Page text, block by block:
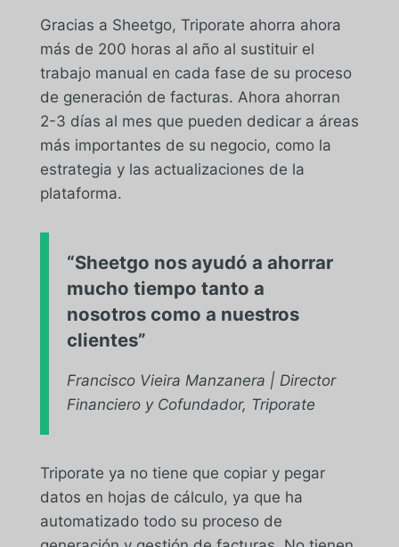
Gracias a Sheetgo, Triporate ahorra ahora
más de 200 horas al año al sustituir el
trabajo manual en cada fase de su proceso
de generación de facturas. Ahora ahorran
2-3 días al mes que pueden dedicar a áreas
más importantes de su negocio, como la
estrategia y las actualizaciones de la
plataforma.
“Sheetgo nos ayudó a ahorrar
mucho tiempo tanto a
nosotros como a nuestros
clientes”
Francisco Vieira Manzanera | Director
Financiero y Cofundador, Triporate
Triporate ya no tiene que copiar y pegar
datos en hojas de cálculo, ya que ha
automatizado todo su proceso de